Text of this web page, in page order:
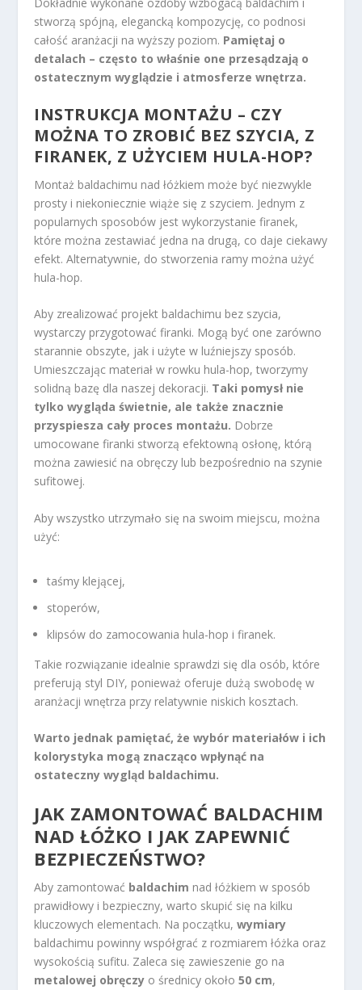
stworzą spójną, elegancką kompozycję, co podnosi
całość aranżacji na wyższy poziom. Pamiętaj o
detalach – często to właśnie one przesądzają o
ostatecznym wyglądzie i atmosferze wnętrza.
INSTRUKCJA MONTAŻU – CZY
MOŻNA TO ZROBIĆ BEZ SZYCIA, Z
FIRANEK, Z UŻYCIEM HULA-HOP?
Montaż baldachimu nad łóżkiem może być niezwykle
prosty i niekoniecznie wiąże się z szyciem. Jednym z
popularnych sposobów jest wykorzystanie firanek,
które można zestawiać jedna na drugą, co daje ciekawy
efekt. Alternatywnie, do stworzenia ramy można użyć
hula-hop.
Aby zrealizować projekt baldachimu bez szycia,
wystarczy przygotować firanki. Mogą być one zarówno
starannie obszyte, jak i użyte w luźniejszy sposób.
Umieszczając materiał w rowku hula-hop, tworzymy
solidną bazę dla naszej dekoracji. Taki pomysł nie
tylko wygląda świetnie, ale także znacznie
przyspiesza cały proces montażu. Dobrze
umocowane firanki stworzą efektowną osłonę, którą
można zawiesić na obręczy lub bezpośrednio na szynie
sufitowej.
Aby wszystko utrzymało się na swoim miejscu, można
użyć:
taśmy klejącej,
stoperów,
klipsów do zamocowania hula-hop i firanek.
Takie rozwiązanie idealnie sprawdzi się dla osób, które
preferują styl DIY, ponieważ oferuje dużą swobodę w
aranżacji wnętrza przy relatywnie niskich kosztach.
Warto jednak pamiętać, że wybór materiałów i ich
kolorystyka mogą znacząco wpłynąć na
ostateczny wygląd baldachimu.
JAK ZAMONTOWAĆ BALDACHIM
NAD ŁÓŻKO I JAK ZAPEWNIĆ
BEZPIECZEŃSTWO?
Aby zamontować baldachim nad łóżkiem w sposób
prawidłowy i bezpieczny, warto skupić się na kilku
kluczowych elementach. Na początku,wymiary
baldachimu powinny współgrać z rozmiarem łóżka oraz
wysokością sufitu. Zaleca się zawieszenie go na
metalowej obręczy o średnicy około50 cm,